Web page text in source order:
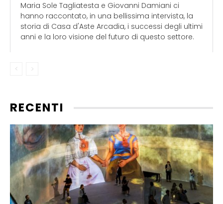
Maria Sole Tagliatesta e Giovanni Damiani ci
hanno raccontato, in una bellissima intervista, la
storia di Casa d'Aste Arcadia, i successi degli ultimi
anni e la loro visione del futuro di questo settore.
RECENTI